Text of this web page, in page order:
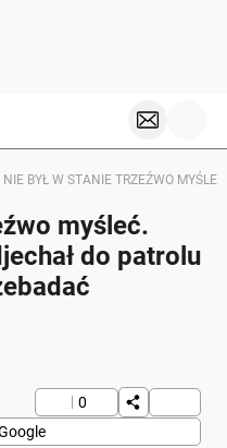
NIE BYŁ W STANIE TRZEŹWO
myśleć.
do patrolu
0